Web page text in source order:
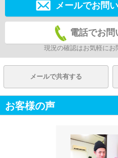
メールでお問
電話でお問
現況の確認はお気軽にお
メールで共有する
お客様の声